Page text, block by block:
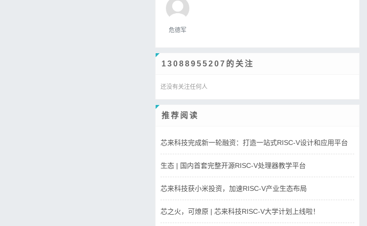
危德军
13088955207的关注
还没有关注任何人
推荐阅读
芯来科技完成新一轮融资：打造一站式RISC-V设计和应用平台
生态 | 国内首套完整开源RISC-V处理器教学平台
芯来科技获小米投资，加速RISC-V产业生态布局
芯之火，可燎原 | 芯来科技RISC-V大学计划上线啦！